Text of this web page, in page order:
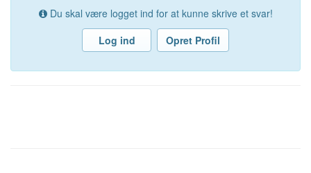
Du skal være logget ind for at kunne skrive et svar!
Log ind
Opret Profil